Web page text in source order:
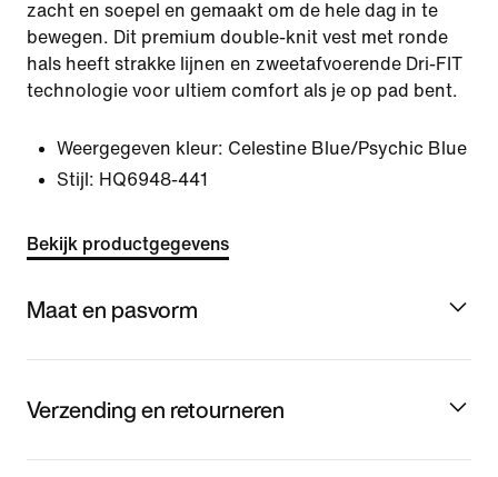
zacht en soepel en gemaakt om de hele dag in te
bewegen. Dit premium double-knit vest met ronde
hals heeft strakke lijnen en zweetafvoerende Dri-FIT
technologie voor ultiem comfort als je op pad bent.
Weergegeven kleur: Celestine Blue/Psychic Blue
Stijl: HQ6948-441
Bekijk productgegevens
Maat en pasvorm
Verzending en retourneren